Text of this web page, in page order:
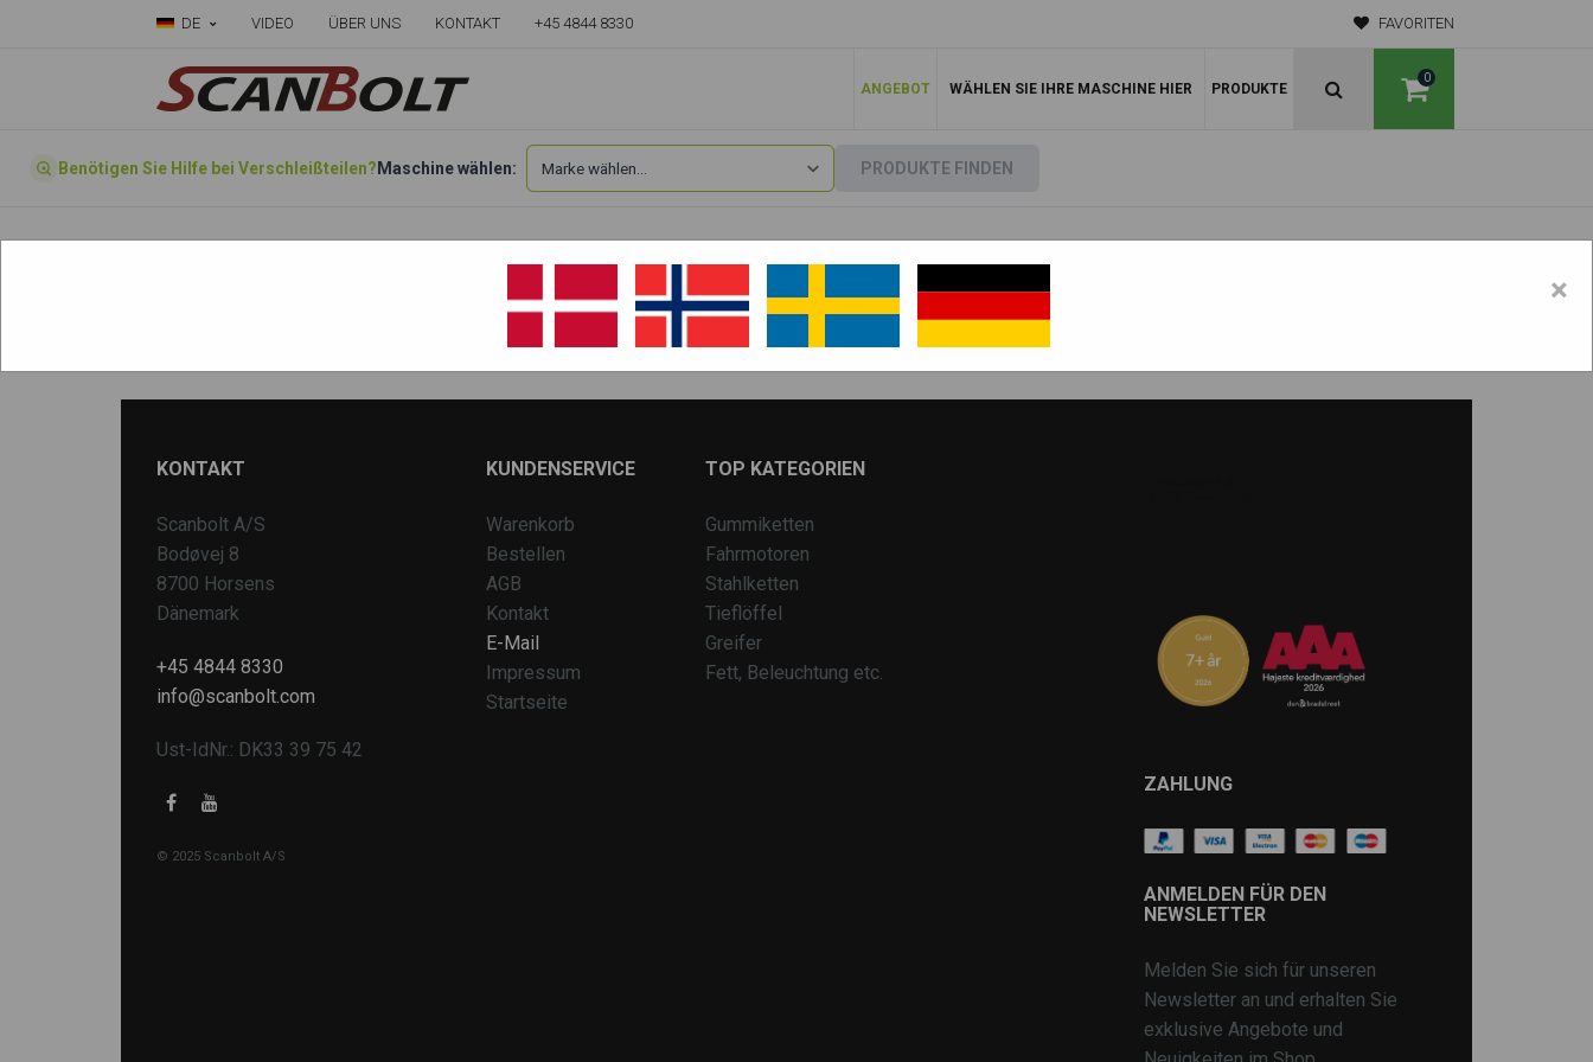
DE VIDEO ÜBER UNS KONTAKT +45 4844 8330 FAVORITEN
0
ANGEBOT WÄHLEN SIE IHRE MASCHINE HIER PRODUKTE
Benötigen Sie Hilfe bei Verschleißteilen? Maschine wählen: PRODUKTE FINDEN
CX245 D
KONTAKT
Scanbolt A/S
Bodøvej 8
8700 Horsens
Dänemark
+45 4844 8330
info@scanbolt.com
Ust-IdNr.: DK33 39 75 42
© 2025 Scanbolt A/S
KUNDENSERVICE
Warenkorb
Bestellen
AGB
Kontakt
E-Mail
Impressum
Startseite
TOP KATEGORIEN
Gummiketten
Fahrmotoren
Stahlketten
Tieflöffel
Greifer
Fett, Beleuchtung etc.
ZAHLUNG
ANMELDEN FÜR DEN
NEWSLETTER
Melden Sie sich für unseren
Newsletter an und erhalten Sie
exklusive Angebote und
×